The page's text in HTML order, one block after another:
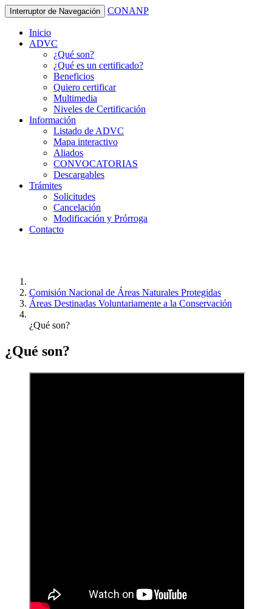
Interruptor de Navegación CONANP
Inicio
ADVC
¿Qué son?
¿Qué es un certificado?
Beneficios
Quiero certificar
Multimedia
Niveles de Certificación
Información
Listado de ADVC
Mapa interactivo
Aliados
CONVOCATORIAS
Descargables
Trámites
Solicitudes
Cancelación
Modificación y Prórroga
Contacto
Comisión Nacional de Áreas Naturales Protegidas
Áreas Destinadas Voluntariamente a la Conservación
¿Qué son?
¿Qué son?